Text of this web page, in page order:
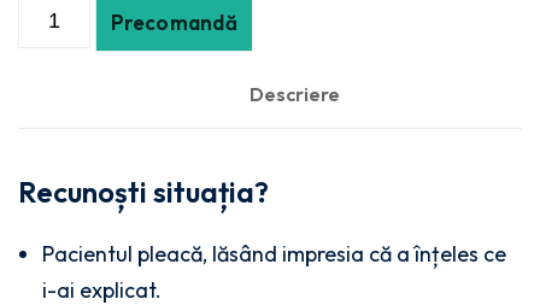
Precomandă
Descriere
Recunoști situația?
Pacientul pleacă, lăsând impresia că a înțeles ce
i-ai explicat.